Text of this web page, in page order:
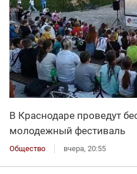
В Краснодаре проведут
молодежный фестиваль
Общество вчера, 20:55